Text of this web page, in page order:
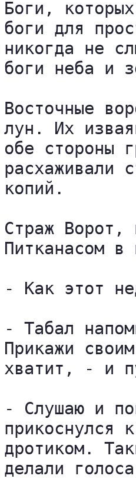
Боги,
боги для
никогда не
боги неба и
Восточные
лун. Их
обе стороны
расхаживали
копий.
Страж Ворот,
Питканасом в
- Как этот
- Табал
Прикажи
хватит, - и
- Слушаю и
прикоснулся
дротиком.
делали